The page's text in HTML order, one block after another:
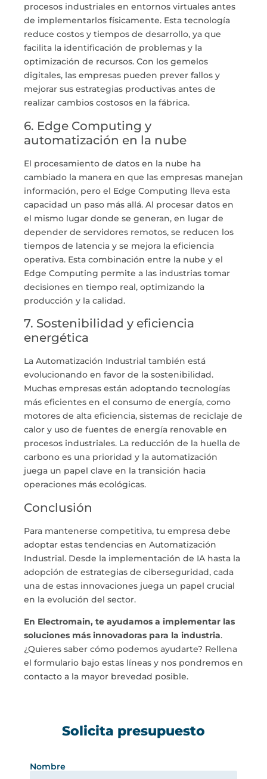
procesos industriales en entornos virtuales antes
de implementarlos físicamente. Esta tecnología
reduce costos y tiempos de desarrollo, ya que
facilita la identificación de problemas y la
optimización de recursos. Con los gemelos
digitales, las empresas pueden prever fallos y
mejorar sus estrategias productivas antes de
realizar cambios costosos en la fábrica.
6. Edge Computing y
automatización en la nube
El procesamiento de datos en la nube ha
cambiado la manera en que las empresas manejan
información, pero el Edge Computing lleva esta
capacidad un paso más allá. Al procesar datos en
el mismo lugar donde se generan, en lugar de
depender de servidores remotos, se reducen los
tiempos de latencia y se mejora la eficiencia
operativa. Esta combinación entre la nube y el
Edge Computing permite a las industrias tomar
decisiones en tiempo real, optimizando la
producción y la calidad.
7. Sostenibilidad y eficiencia
energética
La Automatización Industrial también está
evolucionando en favor de la sostenibilidad.
Muchas empresas están adoptando tecnologías
más eficientes en el consumo de energía, como
motores de alta eficiencia, sistemas de reciclaje de
calor y uso de fuentes de energía renovable en
procesos industriales. La reducción de la huella de
carbono es una prioridad y la automatización
juega un papel clave en la transición hacia
operaciones más ecológicas.
Conclusión
Para mantenerse competitiva, tu empresa debe
adoptar estas tendencias en Automatización
Industrial. Desde la implementación de IA hasta la
adopción de estrategias de ciberseguridad, cada
una de estas innovaciones juega un papel crucial
en la evolución del sector.
En Electromain, te ayudamos a implementar las
soluciones más innovadoras para la industria.
¿Quieres saber cómo podemos ayudarte? Rellena
el formulario bajo estas líneas y nos pondremos en
contacto a la mayor brevedad posible.
Solicita presupuesto
Nombre